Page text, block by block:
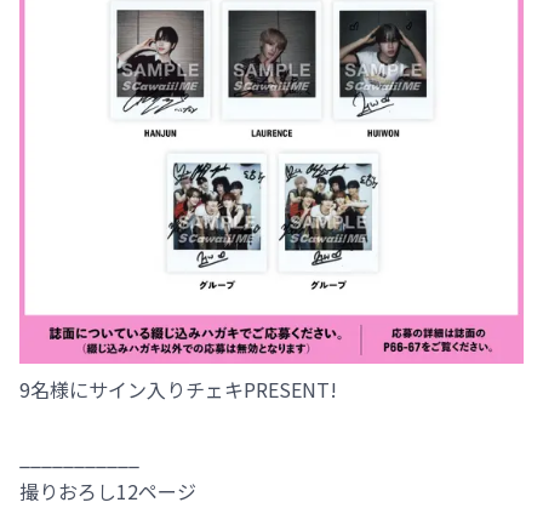
9名様にサイン入りチェキPRESENT!
撮りおろし12ページ